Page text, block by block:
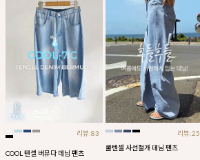
리뷰:83
COOL 텐셀 버뮤다 데님 팬츠
리뷰:25
쿨텐셀 사선절개 데님 팬츠